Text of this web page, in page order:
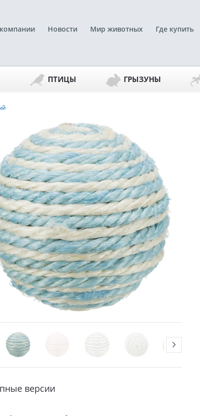
Новости Мир животных Где купить
ПТИЦЫ ГРЫЗУНЫ
версии